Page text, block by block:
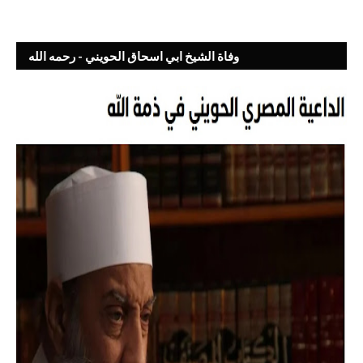
وفاة الشيخ ابي اسحاق الحويني - رحمه الله